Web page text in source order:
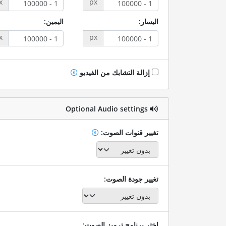
px
اليسار:
px
اليمين:
إزالة التشابك من الفيديو
Optional Audio settings
تغيير قنوات الصوت:
تغيير جودة الصوت: